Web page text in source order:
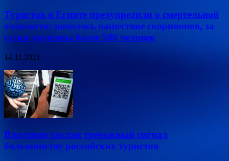
Туристов в Египте предупредили о смертельной
опасности: началось нашествие скорпионов, за
сутки укушены более 500 человек
14.11.2021
Властями послан тревожный сигнал
большинству российских туристов